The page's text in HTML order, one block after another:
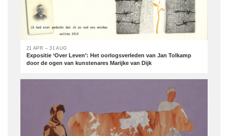
21 APR – 31 AUG
Expositie ‘Over Leven’: Het oorlogsverleden van Jan Tolkamp
door de ogen van kunstenares Marijke van Dijk